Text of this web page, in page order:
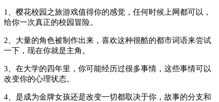
1、樱花校园之旅游戏值得你的感觉，任何时候上网都可以，
给你一次真正的校园冒险。
2、大量的角色被制作出来，喜欢这种很酷的都市词语来尝试
一下，现在你就是主角。
3、在大学的四年里，你可能经历过很多事情，这些事情可以
改变你的心理状态。
4、是成为金牌女孩还是改变一切都取决于你，故事的分支和